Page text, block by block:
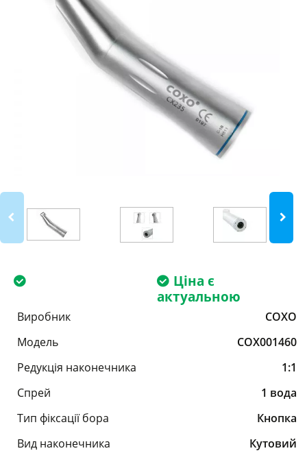
Ціна є
актуальною
Виробник
COXO
Модель
COX001460
Редукція наконечника
1:1
Спрей
1 вода
Тип фіксації бора
Кнопка
Вид наконечника
Кутовий